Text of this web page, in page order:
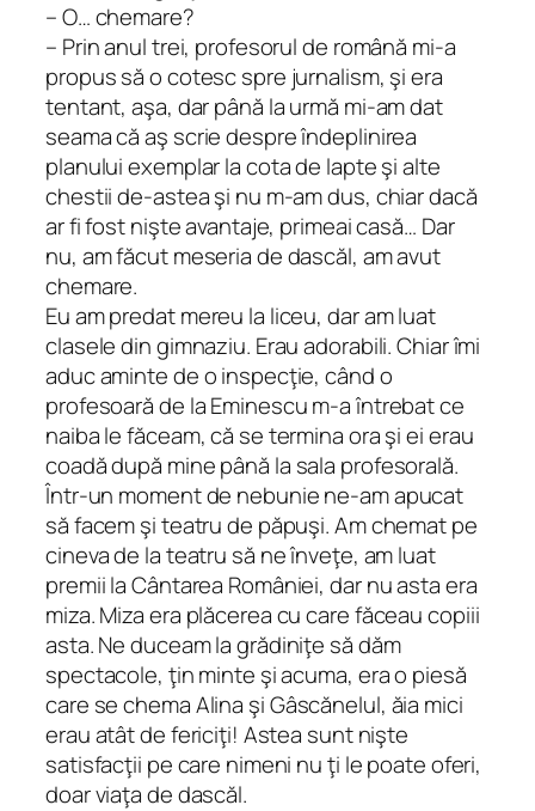
– O… chemare?
– Prin anul trei, profesorul de română mi-a
propus să o cotesc spre jurnalism, şi era
tentant, aşa, dar până la urmă mi-am dat
seama că aş scrie despre îndeplinirea
planului exemplar la cota de lapte şi alte
chestii de-astea şi nu m-am dus, chiar dacă
ar fi fost nişte avantaje, primeai casă… Dar
nu, am făcut meseria de dascăl, am avut
chemare.
Eu am predat mereu la liceu, dar am luat
clasele din gimnaziu. Erau adorabili. Chiar îmi
aduc aminte de o inspecţie, când o
profesoară de la Eminescu m-a întrebat ce
naiba le făceam, că se termina ora şi ei erau
coadă după mine până la sala profesorală.
Într-un moment de nebunie ne-am apucat
să facem şi teatru de păpuşi. Am chemat pe
cineva de la teatru să ne înveţe, am luat
premii la Cântarea României, dar nu asta era
miza. Miza era plăcerea cu care făceau copiii
asta. Ne duceam la grădiniţe să dăm
spectacole, ţin minte şi acuma, era o piesă
care se chemaAlina şi Gâscănelul, ăia mici
erau atât de fericiţi! Astea sunt nişte
satisfacţii pe care nimeni nu ţi le poate oferi,
doar viaţa de dascăl.